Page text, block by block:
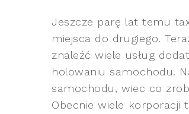
Jeszcze parę lat temu
miejsca do drugiego.
znaleźć wiele usług
holowaniu samochodu.
samochodu, wiec co
Obecnie wiele